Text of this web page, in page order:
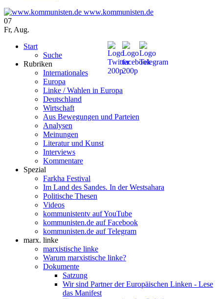
www.kommunisten.de
07
Fr, Aug.
Start
Suche
Rubriken
Internationales
Europa
Linke / Wahlen in Europa
Deutschland
Wirtschaft
Aus Bewegungen und Parteien
Analysen
Meinungen
Literatur und Kunst
Interviews
Kommentare
Spezial
Farkha Festival
Im Land des Sandes. In der Westsahara
Politische Thesen
Videos
kommunistentv auf YouTube
kommunisten.de auf Facebook
kommunisten.de auf Telegram
marx. linke
marxistische linke
Warum marxistische linke?
Dokumente
Satzung
Wir sind Partner der Europäischen Linken - Lese
das Manifest